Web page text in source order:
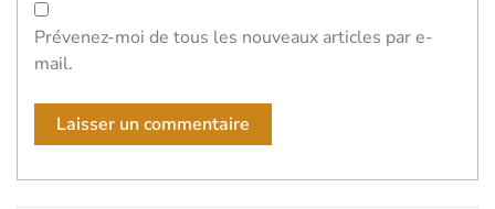
Prévenez-moi de tous les nouveaux articles par e-
mail.